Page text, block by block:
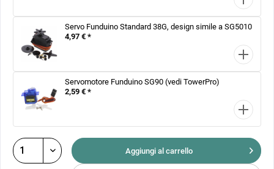
Servo Funduino Standard 38G, design simile a SG5010
4,97 € *
Servomotore Funduino SG90 (vedi TowerPro)
2,59 € *
Aggiungi al carrello